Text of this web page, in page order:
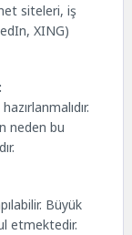
siteleri, iş
XING)
neden bu
Büyük
etmektedir.